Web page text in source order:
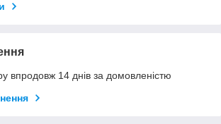
впродовж 14 днів за домовленістю